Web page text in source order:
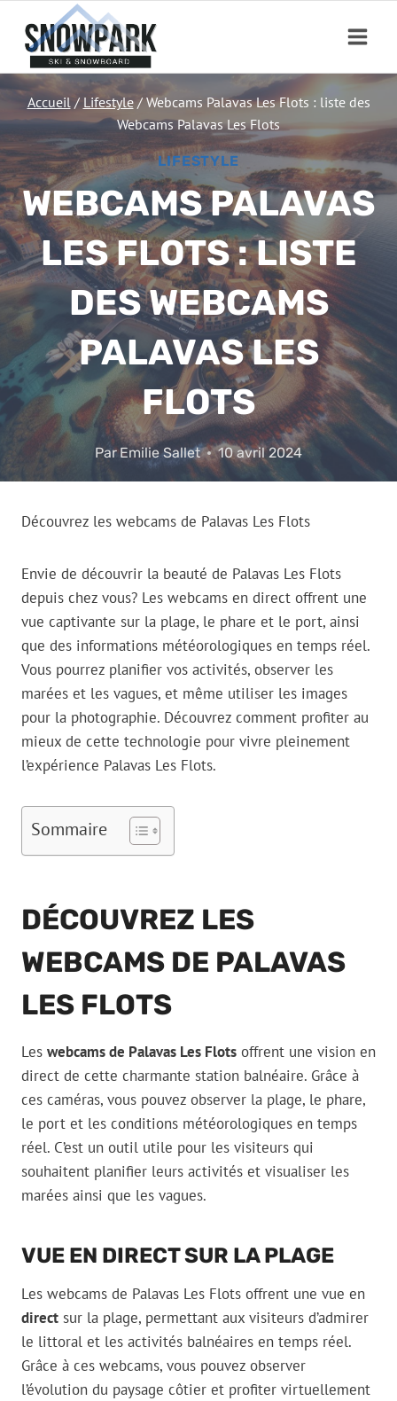
contenu
Accueil / Lifestyle / Webcams Palavas Les Flots : liste des
Webcams Palavas Les Flots
LIFESTYLE
WEBCAMS PALAVAS
LES FLOTS : LISTE
DES WEBCAMS
PALAVAS LES
FLOTS
Par Emilie Sallet 10 avril 2024
Découvrez les webcams de Palavas Les Flots
Envie de découvrir la beauté de Palavas Les Flots
depuis chez vous? Les webcams en direct offrent une
vue captivante sur la plage, le phare et le port, ainsi
que des informations météorologiques en temps réel.
Vous pourrez planifier vos activités, observer les
marées et les vagues, et même utiliser les images
pour la photographie. Découvrez comment profiter au
mieux de cette technologie pour vivre pleinement
l’expérience Palavas Les Flots.
Sommaire
DÉCOUVREZ LES
WEBCAMS DE PALAVAS
LES FLOTS
Les webcams de Palavas Les Flots offrent une vision en
direct de cette charmante station balnéaire. Grâce à
ces caméras, vous pouvez observer la plage, le phare,
le port et les conditions météorologiques en temps
réel. C’est un outil utile pour les visiteurs qui
souhaitent planifier leurs activités et visualiser les
marées ainsi que les vagues.
VUE EN DIRECT SUR LA PLAGE
Les webcams de Palavas Les Flots offrent une vue en
direct sur la plage, permettant aux visiteurs d’admirer
le littoral et les activités balnéaires en temps réel.
Grâce à ces webcams, vous pouvez observer
l’évolution du paysage côtier et profiter virtuellement